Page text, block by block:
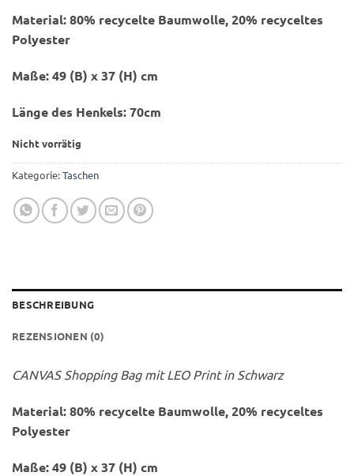
Material: 80% recycelte Baumwolle, 20% recyceltes
Polyester
Maße: 49 (B) x 37 (H) cm
Länge des Henkels: 70cm
Nicht vorrätig
Kategorie:Taschen
BESCHREIBUNG
REZENSIONEN (0)
CANVAS Shopping Bag mit LEO Print in Schwarz
Material: 80% recycelte Baumwolle, 20% recyceltes
Polyester
Maße: 49 (B) x 37 (H) cm